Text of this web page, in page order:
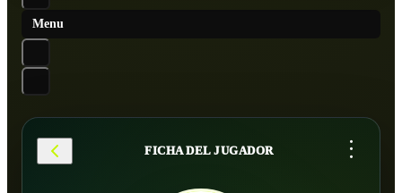
Menu
FICHA DEL JUGADOR ...